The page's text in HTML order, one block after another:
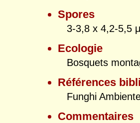
Spores
3-3,8 x 4,2-5,5
Ecologie
Bosquets
Références
Funghi
Commentaires